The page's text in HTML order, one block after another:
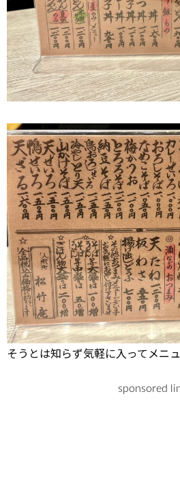
そうとは知らず気軽に入ってメニ
sponsored